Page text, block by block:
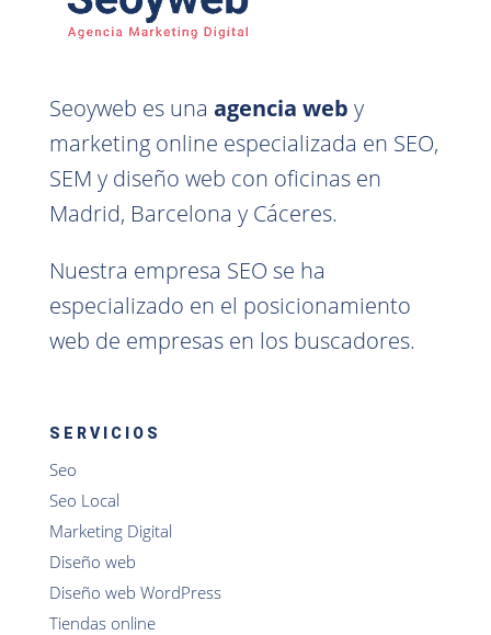
Seoyweb es una agencia web y
marketing online especializada en SEO,
SEM y diseño web con oficinas en
Madrid, Barcelona y Cáceres.
Nuestra empresa SEO se ha
especializado en el posicionamiento
web de empresas en los buscadores.
SERVICIOS
Seo
Seo Local
Marketing Digital
Diseño web
Diseño web WordPress
Tiendas online